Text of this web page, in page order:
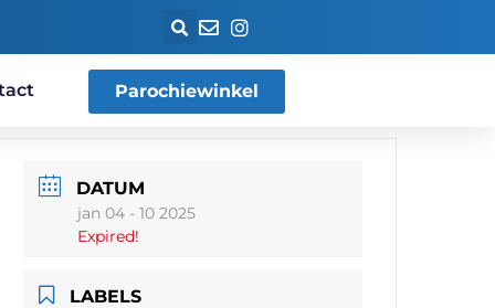
Parochiewinkel
DATUM
jan 04 - 10 2025
Expired!
LABELS